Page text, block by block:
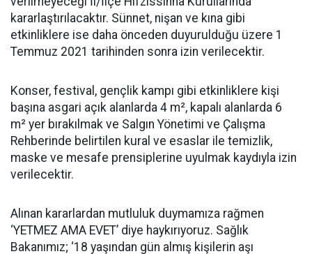
kararlaştırılacaktır. Sünnet, nişan ve kına gibi
etkinliklere ise daha önceden duyurulduğu üzere 1
Temmuz 2021 tarihinden sonra izin verilecektir.
Konser, festival, gençlik kampı gibi etkinliklere kişi
başına asgari açık alanlarda 4 m², kapalı alanlarda 6
m² yer bırakılmak ve Salgın Yönetimi ve Çalışma
Rehberinde belirtilen kural ve esaslar ile temizlik,
maske ve mesafe prensiplerine uyulmak kaydıyla izin
verilecektir.
Alınan kararlardan mutluluk duymamıza rağmen
‘YETMEZ AMA EVET’ diye haykırıyoruz. Sağlık
Bakanımız; ‘18 yaşından gün almış kişilerin aşı